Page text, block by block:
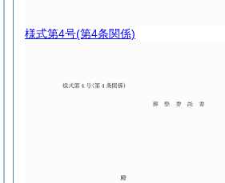
様式第4号(第4条関係)